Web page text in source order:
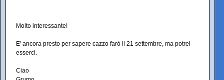
Molto interessante!
E' ancora presto per sapere cazzo farò il 21 settembre, ma potrei
esserci.
Ciao